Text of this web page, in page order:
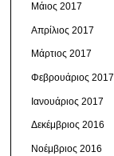
Μάιος 2017
Απρίλιος 2017
Μάρτιος 2017
Φεβρουάριος 2017
Ιανουάριος 2017
Δεκέμβριος 2016
Νοέμβριος 2016